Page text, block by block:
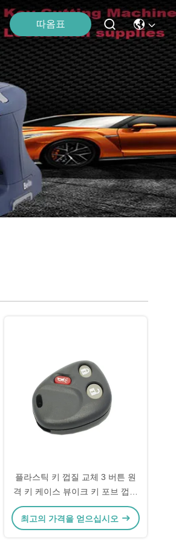
따옴표
플라스틱 키 껍질 교체 3 버튼 원
격 키 케이스 뷰이크 키 포브 껍질
교체
최고의 가격을 얻으십시오